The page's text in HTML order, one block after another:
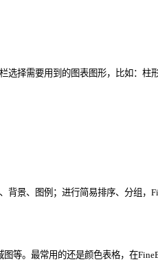
择需要用到的图表图形，比如：
景、图例；进行简易排序、分组
等。最常用的还是颜色表格，在